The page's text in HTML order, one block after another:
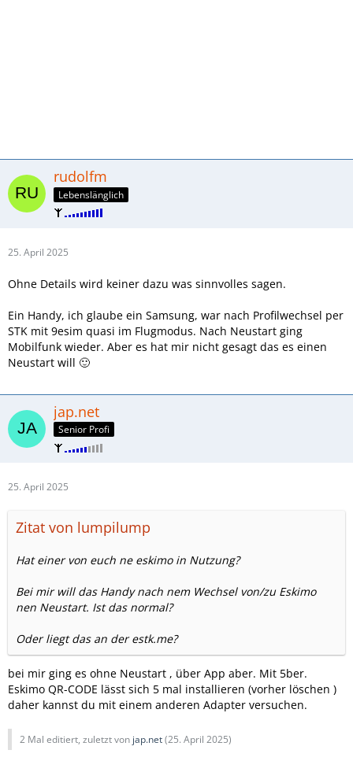
rudolfm
Lebenslänglich
25. April 2025
Ohne Details wird keiner dazu was sinnvolles sagen.
Ein Handy, ich glaube ein Samsung, war nach Profilwechsel per
STK mit 9esim quasi im Flugmodus. Nach Neustart ging
Mobilfunk wieder. Aber es hat mir nicht gesagt das es einen
Neustart will 🙂
jap.net
Senior Profi
25. April 2025
Zitat von lumpilump
Hat einer von euch ne eskimo in Nutzung?
Bei mir will das Handy nach nem Wechsel von/zu Eskimo
nen Neustart. Ist das normal?
Oder liegt das an der estk.me?
bei mir ging es ohne Neustart , über App aber. Mit 5ber.
Eskimo QR-CODE lässt sich 5 mal installieren (vorher löschen )
daher kannst du mit einem anderen Adapter versuchen.
2 Mal editiert, zuletzt von jap.net(25. April 2025)